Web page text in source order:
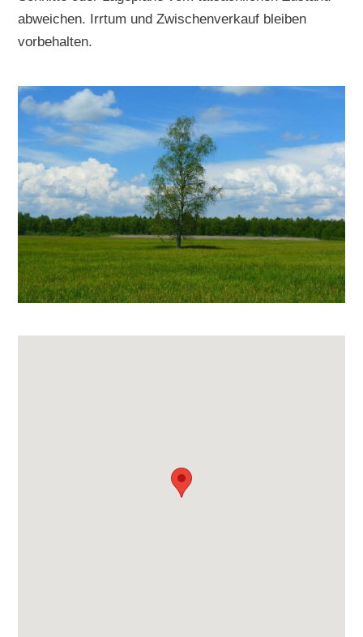
abweichen. Irrtum und Zwischenverkauf bleiben
vorbehalten.